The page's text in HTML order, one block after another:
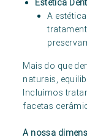
Estética
A
Mais do que
naturais,
Incluímos
facetas
A nossa